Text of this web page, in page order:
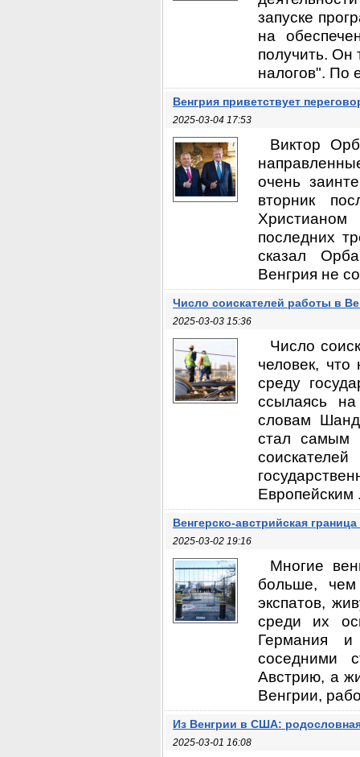
запуске
на
получить. Он
налогов". По
Венгрия приветствует
2025-03-04 17:53
Виктор
очень
вторник
последних
сказал
Венгрия не
Число соискателей работы в
2025-03-03 15:36
Число
человек,
среду
ссылаясь
словам
стал самым
Европейским
Венгерско-австрийская
2025-03-02 19:16
Многие
больше,
экспатов,
среди их
Германия и
соседними
Австрию, а
Венгрии,
Из Венгрии в США:
2025-03-01 16:08